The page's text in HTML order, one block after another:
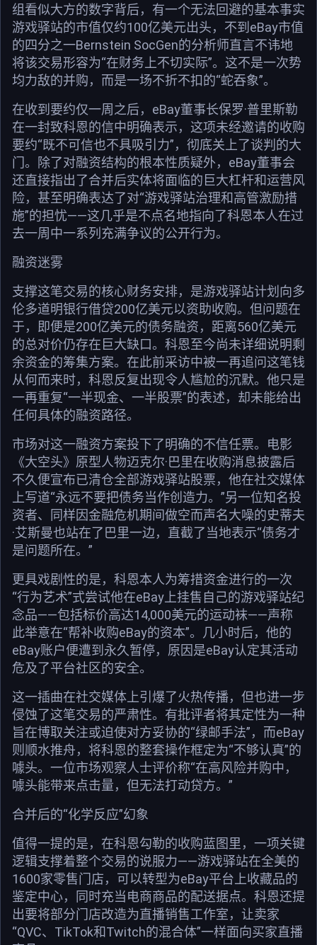
组看似大方的数字背后，有一个无法回避的基本事实
游戏驿站的市值仅约100亿美元出头，不到eBay市值
的四分之一Bernstein SocGen的分析师直言不讳地
将该交易形容为“在财务上不切实际”。这不是一次势
均力敌的并购，而是一场不折不扣的“蛇吞象”。
在收到要约仅一周之后，eBay董事长保罗·普里斯勒
在一封致科恩的信中明确表示，这项未经邀请的收购
要约“既不可信也不具吸引力”，彻底关上了谈判的大
门。除了对融资结构的根本性质疑外，eBay董事会
还直接指出了合并后实体将面临的巨大杠杆和运营风
险，甚至明确表达了对“游戏驿站治理和高管激励措
施”的担忧——这几乎是不点名地指向了科恩本人在过
去一周中一系列充满争议的公开行为。
融资迷雾
支撑这笔交易的核心财务安排，是游戏驿站计划向多
伦多道明银行借贷200亿美元以资助收购。但问题在
于，即便是200亿美元的债务融资，距离560亿美元
的总对价仍存在巨大缺口。科恩至今尚未详细说明剩
余资金的筹集方案。在此前采访中被一再追问这笔钱
从何而来时，科恩反复出现令人尴尬的沉默。他只是
一再重复“一半现金、一半股票”的表述，却未能给出
任何具体的融资路径。
市场对这一融资方案投下了明确的不信任票。电影
《大空头》原型人物迈克尔·巴里在收购消息披露后
不久便宣布已清仓全部游戏驿站股票，他在社交媒体
上写道“永远不要把债务当作创造力。”另一位知名投
资者、同样因金融危机期间做空而声名大噪的史蒂夫
·艾斯曼也站在了巴里一边，直截了当地表示“债务才
是问题所在。”
更具戏剧性的是，科恩本人为筹措资金进行的一次
“行为艺术”式尝试他在eBay上挂售自己的游戏驿站纪
念品——包括标价高达14,000美元的运动袜——声称
此举意在“帮补收购eBay的资本”。几小时后，他的
eBay账户便遭到永久暂停，原因是eBay认定其活动
危及了平台社区的安全。
这一插曲在社交媒体上引爆了火热传播，但也进一步
侵蚀了这笔交易的严肃性。有批评者将其定性为一种
旨在博取关注或迫使对方妥协的“绿邮手法”，而eBay
则顺水推舟，将科恩的整套操作框定为“不够认真”的
噱头。一位市场观察人士评价称“在高风险并购中，
噱头能带来点击量，但无法打动贷方。”
合并后的“化学反应”幻象
值得一提的是，在科恩勾勒的收购蓝图里，一项关键
逻辑支撑着整个交易的说服力——游戏驿站在全美的
1600家零售门店，可以转型为eBay平台上收藏品的
鉴定中心，同时充当电商商品的配送据点。科恩还提
出要将部分门店改造为直播销售工作室，让卖家
“QVC、TikTok和Twitch的混合体”一样面向买家直播